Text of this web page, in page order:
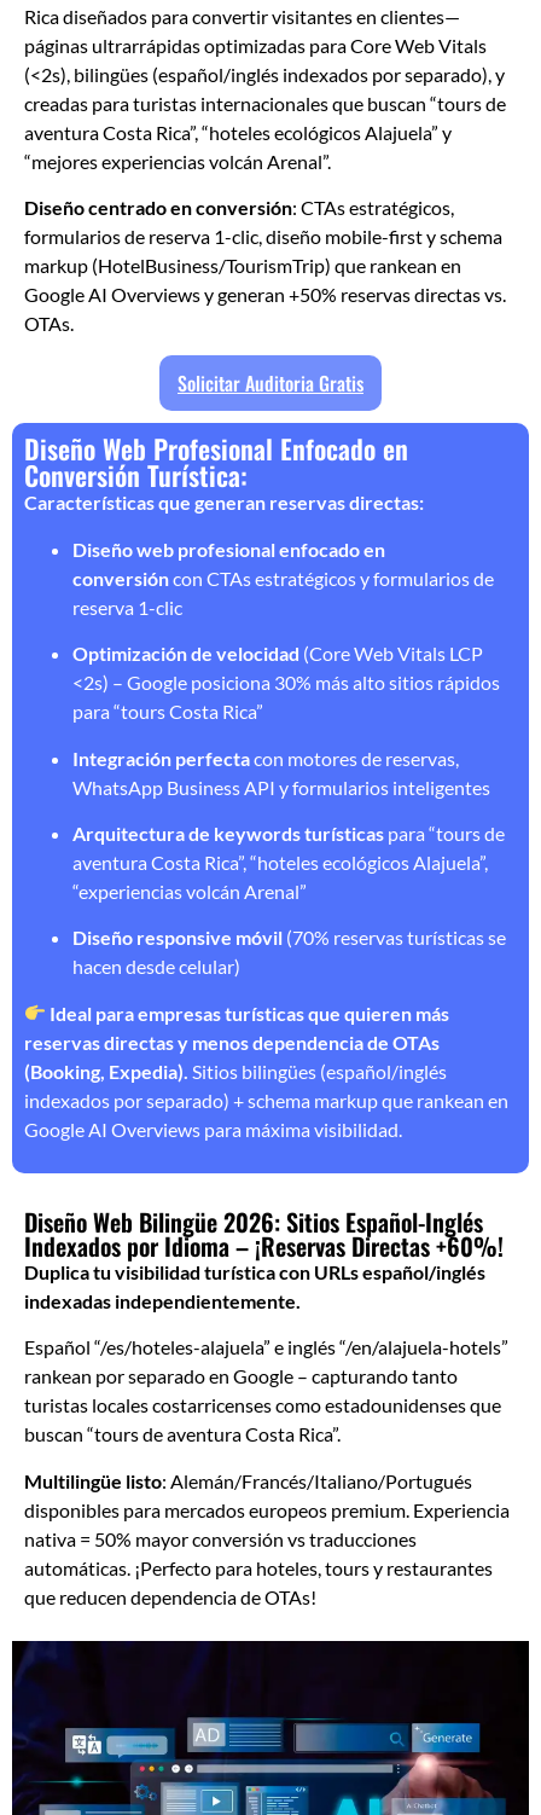
Rica diseñados para convertir visitantes en clientes—
páginas ultrarrápidas optimizadas para Core Web Vitals
(<2s), bilingües (español/inglés indexados por separado), y
creadas para turistas internacionales que buscan “tours de
aventura Costa Rica”, “hoteles ecológicos Alajuela” y
“mejores experiencias volcán Arenal”.
Diseño centrado en conversión: CTAs estratégicos,
formularios de reserva 1-clic, diseño mobile-first y schema
markup (HotelBusiness/TourismTrip) que rankean en
Google AI Overviews y generan +50% reservas directas vs.
OTAs.
Solicitar Auditoria Gratis
Diseño Web Profesional Enfocado en
Conversión Turística:
Características que generan reservas directas:
Diseño web profesional enfocado en
conversióncon CTAs estratégicos y formularios de
reserva 1-clic
Optimización de velocidad (Core Web Vitals LCP
<2s) – Google posiciona 30% más alto sitios rápidos
para “tours Costa Rica”
Integración perfectacon motores de reservas,
WhatsApp Business API y formularios inteligentes
Arquitectura de keywords turísticas para “tours de
aventura Costa Rica”, “hoteles ecológicos Alajuela”,
“experiencias volcán Arenal”
Diseño responsive móvil (70% reservas turísticas se
hacen desde celular)
Ideal para empresas turísticas que quieren más
reservas directas y menos dependencia de OTAs
(Booking, Expedia). Sitios bilingües (español/inglés
indexados por separado) + schema markup que rankean en
Google AI Overviews para máxima visibilidad.
Diseño Web Bilingüe 2026: Sitios Español-Inglés
Indexados por Idioma – ¡Reservas Directas +60%!
Duplica tu visibilidad turística con URLs español/inglés
indexadas independientemente.
Español “/es/hoteles-alajuela” e inglés “/en/alajuela-hotels”
rankean por separado en Google – capturando tanto
turistas locales costarricenses como estadounidenses que
buscan “tours de aventura Costa Rica”.
Multilingüe listo: Alemán/Francés/Italiano/Portugués
disponibles para mercados europeos premium. Experiencia
nativa = 50% mayor conversión vs traducciones
automáticas. ¡Perfecto para hoteles, tours y restaurantes
que reducen dependencia de OTAs!